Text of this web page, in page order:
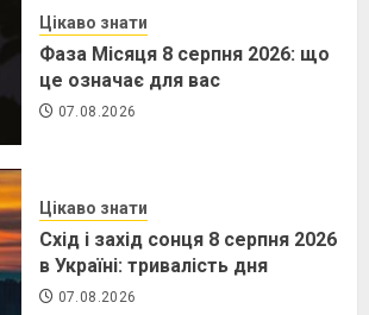
Цікаво знати
Фаза Місяця 8 серпня 2026: що
це означає для вас
07.08.2026
Цікаво знати
Схід і захід сонця 8 серпня 2026
в Україні: тривалість дня
07.08.2026